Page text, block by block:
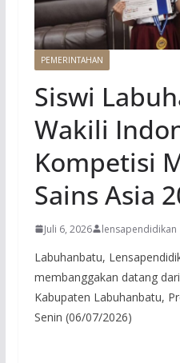
PEMERINTAHAN
Siswi
Wakili
Kompetisi
Sains Asia
Juli 6, 2026 lensapendidikan
Labuhanbatu,
membanggakan datang
Kabupaten Labuhanbatu,
Senin (06/07/2026)